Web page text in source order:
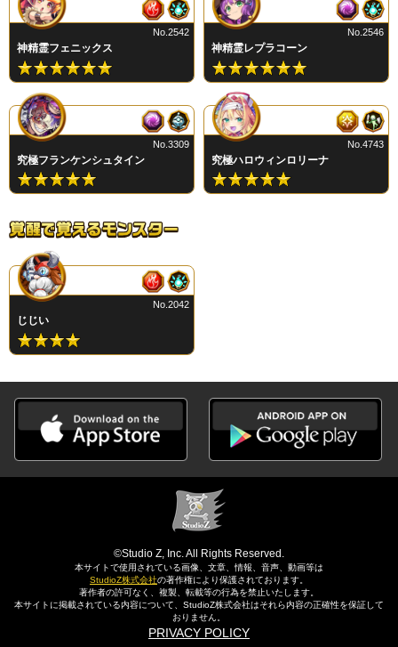
神精霊フェニックス
No.2542
神精霊レプラコーン
No.2546
究極フランケンシュタイン
No.3309
究極ハロウィンロリーナ
No.4743
じじい
No.2042
©Studio Z, Inc. All Rights Reserved.
本サイトで使用されている画像、文章、情報、音声、動画等は
StudioZ株式会社の著作権により保護されております。
著作者の許可なく、複製、転載等の行為を禁止いたします。
本サイトに掲載されている内容について、StudioZ株式会社はそれら内容の正確性を保証して
おりません。
PRIVACY POLICY